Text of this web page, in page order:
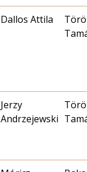
Dallos Attila
Jerzy
Andrzejewski